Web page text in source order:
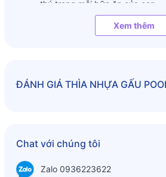
thú trong mỗi bữa ăn của con.
Thông số chính sản phẩmXem thêm
ĐÁNH GIÁ THÌA NHỰA GẤU
Chat với chúng tôi
Zalo 0936223622